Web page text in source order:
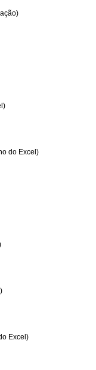
do Excel)
Excel)